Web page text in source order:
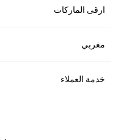
ارقى الماركات
مغربي
خدمة العملاء